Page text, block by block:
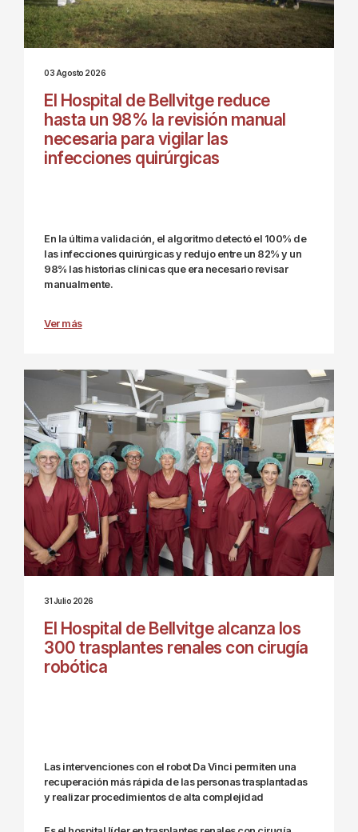
03 Agosto 2026
El Hospital de Bellvitge reduce
hasta un 98% la revisión manual
necesaria para vigilar las
infecciones quirúrgicas
En la última validación, el algoritmo detectó el 100% de
las infecciones quirúrgicas y redujo entre un 82% y un
98% las historias clínicas que era necesario revisar
manualmente.
Ver más
31 Julio 2026
El Hospital de Bellvitge alcanza los
300 trasplantes renales con cirugía
robótica
Las intervenciones con el robot Da Vinci permiten una
recuperación más rápida de las personas trasplantadas
y realizar procedimientos de alta complejidad